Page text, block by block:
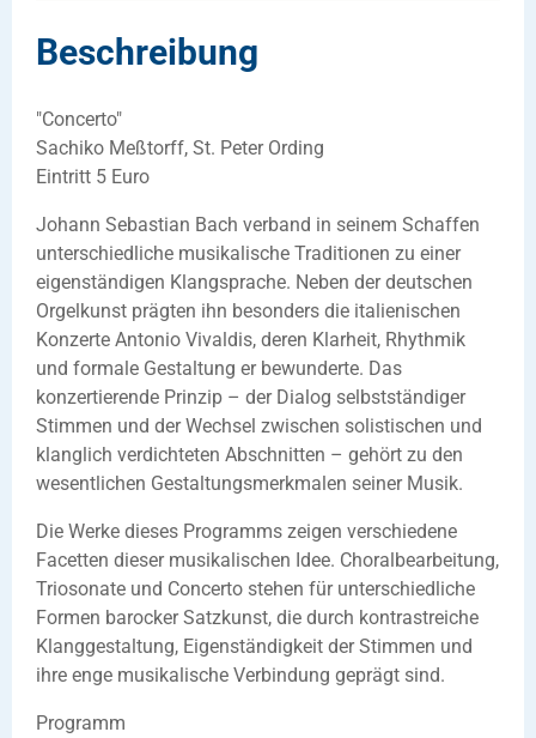
Beschreibung
"Concerto"
Sachiko Meßtorff, St. Peter Ording
Eintritt 5 Euro
Johann Sebastian Bach verband in seinem Schaffen
unterschiedliche musikalische Traditionen zu einer
eigenständigen Klangsprache. Neben der deutschen
Orgelkunst prägten ihn besonders die italienischen
Konzerte Antonio Vivaldis, deren Klarheit, Rhythmik
und formale Gestaltung er bewunderte. Das
konzertierende Prinzip – der Dialog selbstständiger
Stimmen und der Wechsel zwischen solistischen und
klanglich verdichteten Abschnitten – gehört zu den
wesentlichen Gestaltungsmerkmalen seiner Musik.
Die Werke dieses Programms zeigen verschiedene
Facetten dieser musikalischen Idee. Choralbearbeitung,
Triosonate und Concerto stehen für unterschiedliche
Formen barocker Satzkunst, die durch kontrastreiche
Klanggestaltung, Eigenständigkeit der Stimmen und
ihre enge musikalische Verbindung geprägt sind.
Programm